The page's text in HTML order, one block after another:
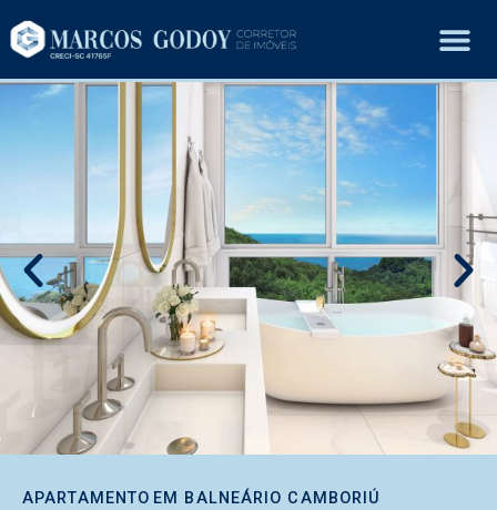
APARTAMENTO EM BALNEÁRIO CAMBORIÚ